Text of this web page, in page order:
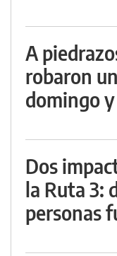
A
robaron
domingo
Dos
la Ruta 3:
personas